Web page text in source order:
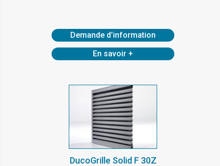
Demande d’information
En savoir +
DucoGrille Solid F 30Z